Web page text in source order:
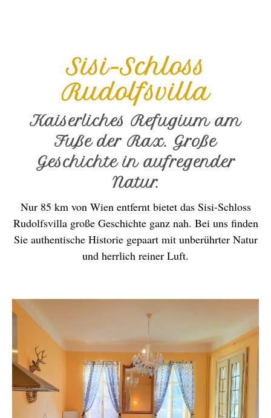
Sisi-Schloss
Rudolfsvilla
Kaiserliches Refugium am
Fuße der Rax. Große
Geschichte in aufregender
Natur.
Nur 85 km von Wien entfernt bietet das Sisi-Schloss
Rudolfsvilla große Geschichte ganz nah. Bei uns finden
Sie authentische Historie gepaart mit unberührter Natur
und herrlich reiner Luft.